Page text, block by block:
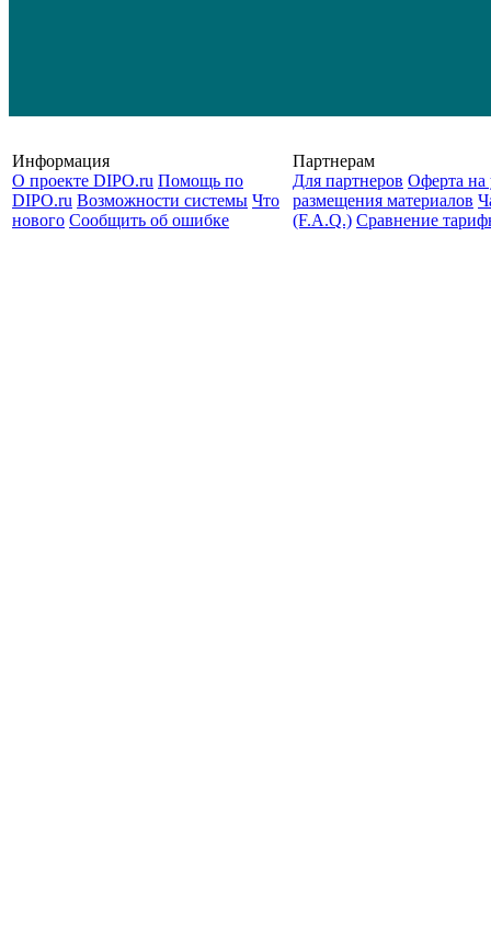
Информация
О проекте DIPO.ru Помощь по
DIPO.ru Возможности системы Что
нового Сообщить об ошибке
Партнерам
Для партнеров Оферта на
размещения материалов
(F.A.Q.) Cравнение